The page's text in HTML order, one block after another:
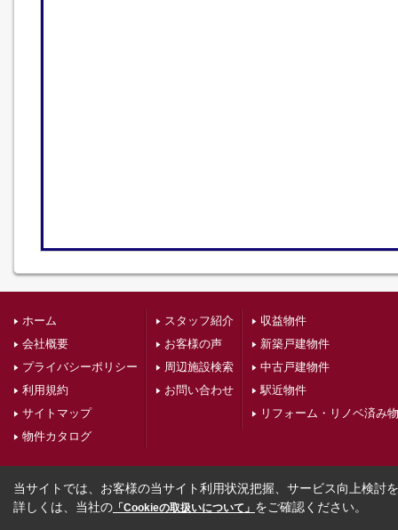
ホーム
会社概要
プライバシーポリシー
利用規約
サイトマップ
物件カタログ
スタッフ紹介
お客様の声
周辺施設検索
お問い合わせ
収益物件
新築戸建物件
中古戸建物件
駅近物件
リフォーム・リノベ済み
当サイトでは、お客様の当サイト利用状況把握、サービス向上検討
詳しくは、当社の 「Cookieの取扱いについて」 をご確認ください。